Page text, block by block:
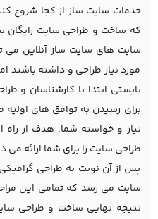
خدمات سایت ساز از کجا شروع
که ساخت و طراحی سایت رایگان
سایت های سایت ساز آنلاین می
مورد نیاز طراحی و داشته باشند
بایستی ابتدا با کارشناسان و
برای رسیدن به توافق های اولیه
نیاز و خواسته شما، هدف از راه
طراحی سایت را برای شما ارائه می
پس از آن نوبت به طراحی
سایت می رسد که تمامی این
نتیجه نهایی ساخت و طراحی